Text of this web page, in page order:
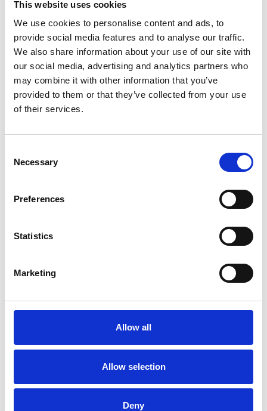
This website uses cookies
We use cookies to personalise content and ads, to
provide social media features and to analyse our traffic.
We also share information about your use of our site with
our social media, advertising and analytics partners who
may combine it with other information that you’ve
provided to them or that they’ve collected from your use
of their services.
Selection
Necessary
Preferences
Statistics
Marketing
Allow all
Allow selection
Deny
Suggeriti per te
Nel primo semestre è aumentata fortemente la